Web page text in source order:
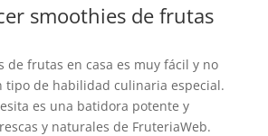
smoothies de frutas
de frutas en casa es muy fácil y no
tipo de habilidad culinaria especial.
es una batidora potente y
y naturales de FruteriaWeb.